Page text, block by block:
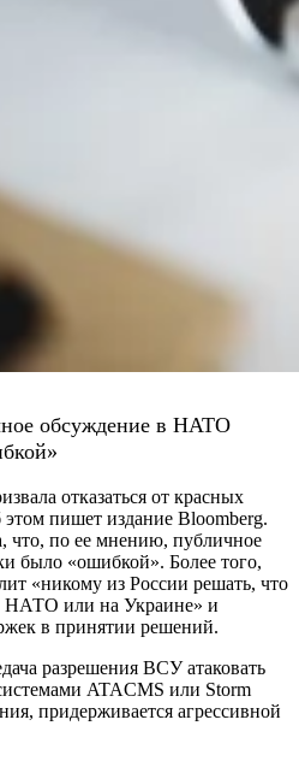
обсуждение в НАТО
отказаться от красных
пишет издание Bloomberg.
что, по ее мнению, публичное
было «ошибкой». Более того,
«никому из России решать, что
НАТО или на Украине» и
в принятии решений.
разрешения ВСУ атаковать
ATACMS или Storm
придерживается агрессивной